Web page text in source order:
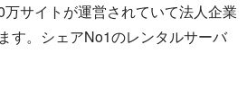
サイトが運営されていて法人企業
す。シェアNo1のレンタルサーバ